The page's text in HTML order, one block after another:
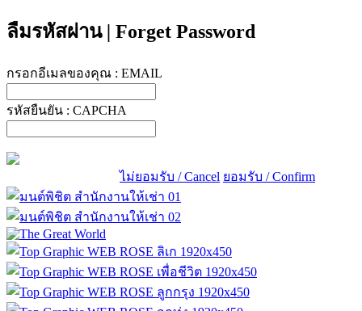
ลืมรหัสผ่าน | Forget Password
กรอกอีเมลของคุณ : EMAIL
รหัสยืนยัน : CAPCHA
ไม่ยอมรับ / Cancel ยอมรับ / Confirm